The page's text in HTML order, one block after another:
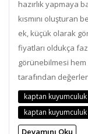
hazırlık yapmaya
kısmını oluşturan
ek, küçük olarak
fiyatları oldukça
görünebilmesi hem
tarafından
kaptan kuyumculuk
kaptan kuyumculuk
Devamını Oku